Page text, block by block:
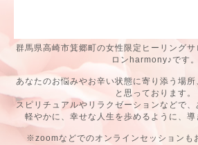
群馬県高崎市箕郷町の女性限定ヒーリング
ロンharmony♪です。
あなたのお悩みやお辛い状態に寄り添う場
と思っております。
スピリチュアルやリラクゼーションなどで、
軽やかに、幸せな人生を歩めるように、導
※zoomなどでのオンラインセッションも